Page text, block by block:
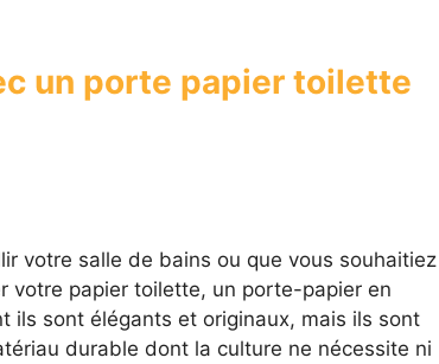
un porte papier toilette
votre salle de bains ou que vous souhaitiez
votre papier toilette, un porte-papier en
ils sont élégants et originaux, mais ils sont
durable dont la culture ne nécessite ni